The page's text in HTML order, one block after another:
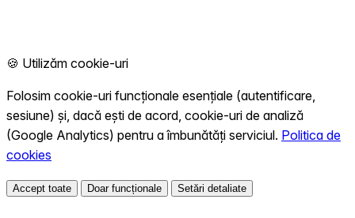
🍪 Utilizăm cookie-uri
Folosim cookie-uri funcționale esențiale (autentificare,
sesiune) și, dacă ești de acord, cookie-uri de analiză
(Google Analytics) pentru a îmbunătăți serviciul. Politica de
cookies
Accept toate Doar funcționale Setări detaliate